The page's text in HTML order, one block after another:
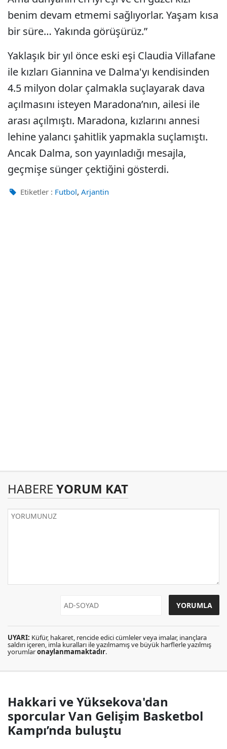
benim devam etmemi sağlıyorlar. Yaşam kısa
bir süre… Yakında görüşürüz.”
Yaklaşık bir yıl önce eski eşi Claudia Villafane
ile kızları Giannina ve Dalma'yı kendisinden
4.5 milyon dolar çalmakla suçlayarak dava
açılmasını isteyen Maradona’nın, ailesi ile
arası açılmıştı. Maradona, kızlarını annesi
lehine yalancı şahitlik yapmakla suçlamıştı.
Ancak Dalma, son yayınladığı mesajla,
geçmişe sünger çektiğini gösterdi.
Etiketler : Futbol, Arjantin
HABERE YORUM KAT
UYARI: Küfür, hakaret, rencide edici cümleler veya imalar, inançlara
saldırı içeren, imla kuralları ile yazılmamış ve büyük harflerle yazılmış
yorumlaronaylanmamaktadır.
Hakkari ve Yüksekova'dan
sporcular Van Gelişim Basketbol
Kampı’nda buluştu